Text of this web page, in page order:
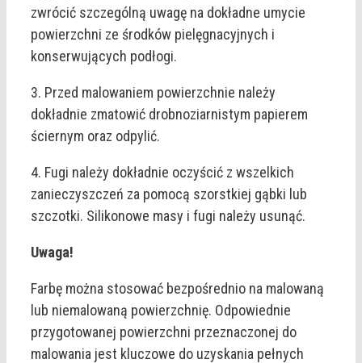
zwrócić szczególną uwagę na dokładne umycie
powierzchni ze środków pielęgnacyjnych i
konserwujących podłogi.
3. Przed malowaniem powierzchnie należy
dokładnie zmatowić drobnoziarnistym papierem
ściernym oraz odpylić.
4. Fugi należy dokładnie oczyścić z wszelkich
zanieczyszczeń za pomocą szorstkiej gąbki lub
szczotki. Silikonowe masy i fugi należy usunąć.
Uwaga!
Farbę można stosować bezpośrednio na malowaną
lub niemalowaną powierzchnię. Odpowiednie
przygotowanej powierzchni przeznaczonej do
malowania jest kluczowe do uzyskania pełnych